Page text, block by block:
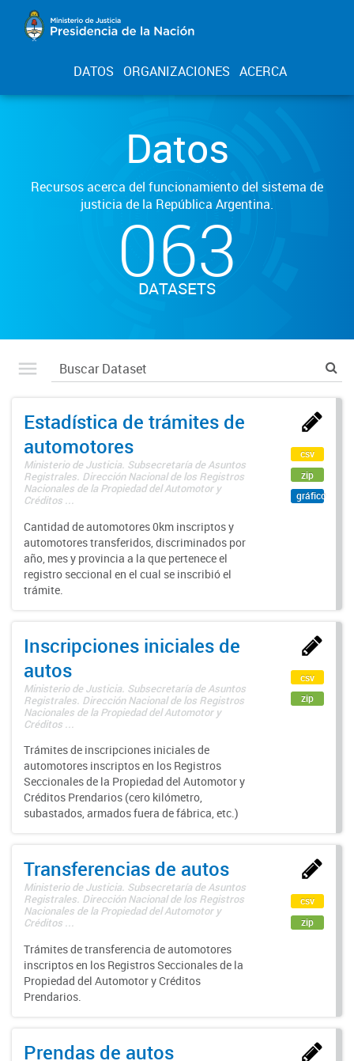
DATOS ORGANIZACIONES ACERCA
Datos
Recursos acerca del funcionamiento del sistema de
justicia de la República Argentina.
063
DATASETS
Estadística de trámites de
automotores
Ministerio de Justicia. Subsecretaría de Asuntos
Registrales. Dirección Nacional de los Registros
Nacionales de la Propiedad del Automotor y
Créditos ...
Cantidad de automotores 0km inscriptos y
automotores transferidos, discriminados por
año, mes y provincia a la que pertenece el
registro seccional en el cual se inscribió el
trámite.
csv
zip
gráfico
Inscripciones iniciales de
autos
Ministerio de Justicia. Subsecretaría de Asuntos
Registrales. Dirección Nacional de los Registros
Nacionales de la Propiedad del Automotor y
Créditos ...
Trámites de inscripciones iniciales de
automotores inscriptos en los Registros
Seccionales de la Propiedad del Automotor y
Créditos Prendarios (cero kilómetro,
subastados, armados fuera de fábrica, etc.)
csv
zip
Transferencias de autos
Ministerio de Justicia. Subsecretaría de Asuntos
Registrales. Dirección Nacional de los Registros
Nacionales de la Propiedad del Automotor y
Créditos ...
Trámites de transferencia de automotores
inscriptos en los Registros Seccionales de la
Propiedad del Automotor y Créditos
Prendarios.
csv
zip
Prendas de autos